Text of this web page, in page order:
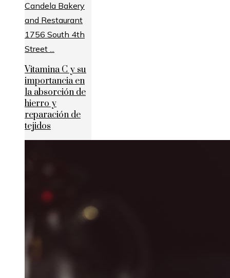
Vitamina C y su
importancia en
la absorción de
hierro y
reparación de
tejidos